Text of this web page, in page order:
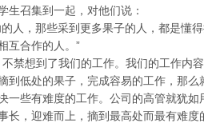
生召集到一起，对他们说：
人，那些采到更多果子的人，都是懂
互合作的人。”
禁想到了我们的工作。我们的工作内
到低处的果子，完成容易的工作，那
一些有难度的工作。公司的高管就犹
长，迎难而上，摘到最高处而最有难